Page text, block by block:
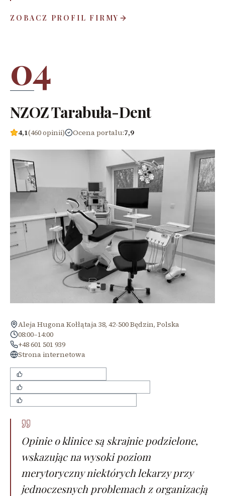
ZOBACZ PROFIL FIRMY
04
NZOZ Tarabuła-Dent
4,1(460 opinii) Ocena portalu:7,9
Aleja Hugona Kołłątaja 38, 42-500 Będzin, Polska
08:00–14:00
+48 601 501 939
Strona internetowa
Opinie o klinice są skrajnie podzielone,
wskazując na wysoki poziom
merytoryczny niektórych lekarzy przy
jednoczesnych problemach z organizacją